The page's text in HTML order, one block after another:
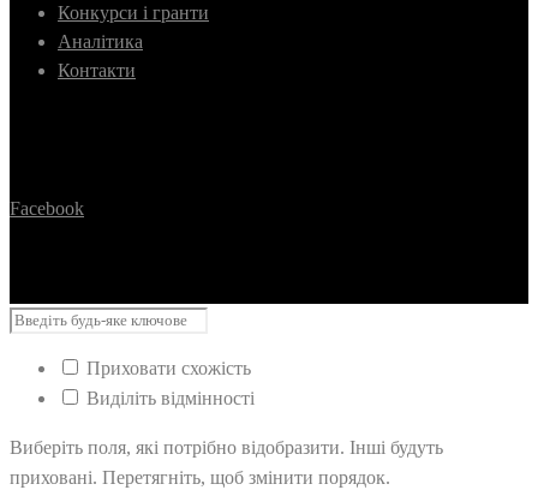
Конкурси і гранти
Аналітика
Контакти
Facebook
Приховати схожість
Виділіть відмінності
Виберіть поля, які потрібно відобразити. Інші будуть
приховані. Перетягніть, щоб змінити порядок.